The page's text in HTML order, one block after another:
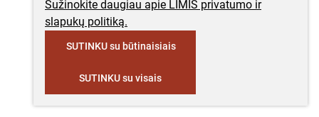
Sužinokite daugiau apie LIMIS privatumo ir
slapukų politiką.
SUTINKU su būtinaisiais
SUTINKU su visais